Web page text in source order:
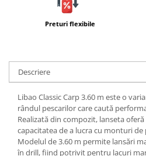
Accesorii conexe pescuit
Barci, sonare
Barci
Sonare
Camping pescuit
Accesorii
Preturi flexibile
Descriere
Libao Classic Carp 3.60 m este o
rândul pescarilor care caută
Realizată din compozit, lanseta
capacitatea de a lucra cu monturi de
Modelul de 3.60 m permite lansări
în drill, fiind potrivit pentru lacuri